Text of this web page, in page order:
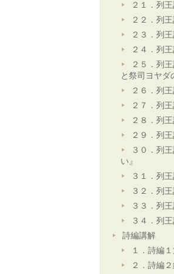
２１．列
２２．列
２３．列
２４．列
２５．列
と祭司ヨヤダ
２６．列
２７．列
２８．列
２９．列
３０．列
い』
３１．列
３２．列
３３．列
３４．列
詩編講解
１．詩編
２．詩編